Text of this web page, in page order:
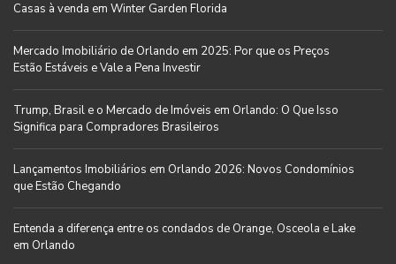
Casas à venda em Winter Garden Florida
Mercado Imobiliário de Orlando em 2025: Por que os Preços
Estão Estáveis e Vale a Pena Investir
Trump, Brasil e o Mercado de Imóveis em Orlando: O Que Isso
Significa para Compradores Brasileiros
Lançamentos Imobiliários em Orlando 2026: Novos Condomínios
que Estão Chegando
Entenda a diferença entre os condados de Orange, Osceola e Lake
em Orlando